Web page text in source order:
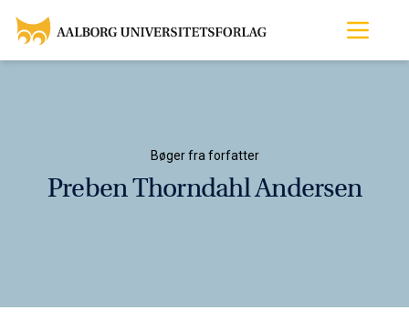
Bøger fra forfatter
Preben Thorndahl Andersen